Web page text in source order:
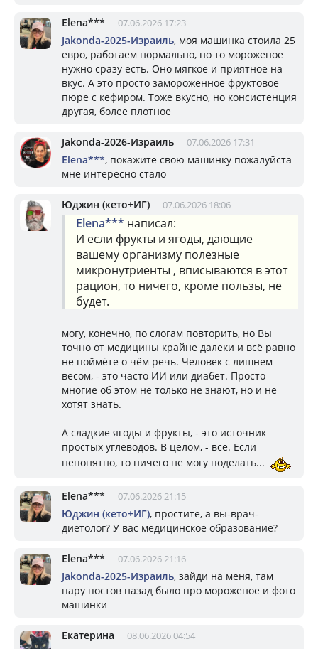
Elena*** 07.06.2026 17:23
Jakonda-2025-Израиль, моя машинка стоила 25
евро, работаем нормально, но то мороженое
нужно сразу есть. Оно мягкое и приятное на
вкус. А это просто замороженное фруктовое
пюре с кефиром. Тоже вкусно, но консистенция
другая, более плотное
Jakonda-2026-Израиль 07.06.2026 17:31
Elena***, покажите свою машинку пожалуйста
мне интересно стало
Юджин (кето+ИГ) 07.06.2026 18:06
Elena*** написал:
И если фрукты и ягоды, дающие
вашему организму полезные
микронутриенты , вписываются в этот
рацион, то ничего, кроме пользы, не
будет.
могу, конечно, по слогам повторить, но Вы
точно от медицины крайне далеки и всё равно
не поймёте о чём речь. Человек с лишнем
весом, - это часто ИИ или диабет. Просто
многие об этом не только не знают, но и не
хотят знать.
А сладкие ягоды и фрукты, - это источник
простых углеводов. В целом, - всё. Если
непонятно, то ничего не могу поделать...
Elena*** 07.06.2026 21:15
Юджин (кето+ИГ), простите, а вы-врач-
диетолог? У вас медицинское образование?
Elena*** 07.06.2026 21:16
Jakonda-2025-Израиль, зайди на меня, там
пару постов назад было про мороженое и фото
машинки
Екатерина 08.06.2026 04:54